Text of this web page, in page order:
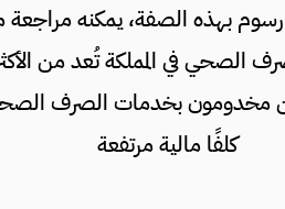
بهذه الصفة، يمكنه مراجعة
الصحي في المملكة تُعد من
من المواطنين مخدومون بخدمات
كلفًا مالية مرتفعة